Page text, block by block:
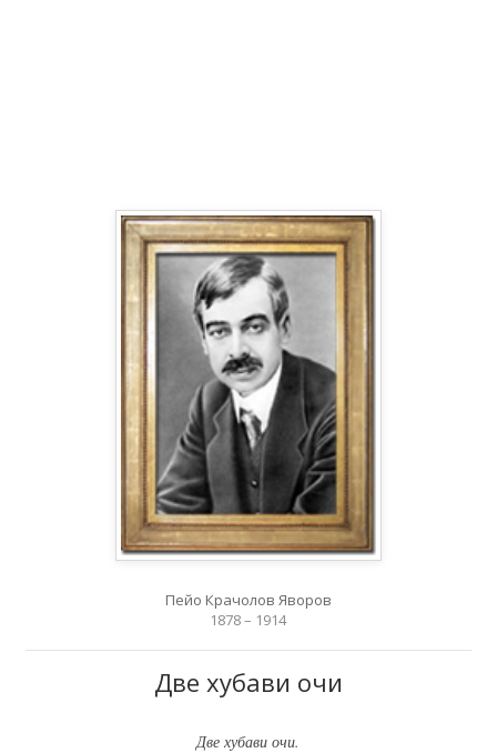
Пейо Крачолов Яворов
1878 – 1914
Две хубави очи
Две хубави очи.